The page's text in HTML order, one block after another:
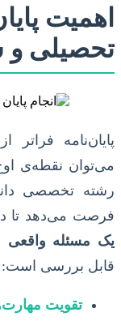
اهمیت
تحصیلی
پایان‌نامه
می‌توان نقطه‌ی
رشته تخصصی
فرصت می‌دهد تا
یک مسئله واقعی
قابل بررسی است:
تقویت